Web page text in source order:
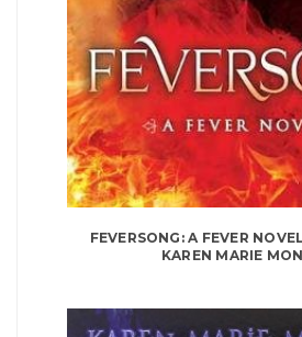
FEVERSONG: A FEVER
KAREN MARIE